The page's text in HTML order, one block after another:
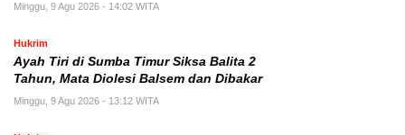
Minggu, 9 Agu 2026 - 14:02 WITA
Hukrim
Ayah Tiri di Sumba Timur Siksa Balita 2
Tahun, Mata Diolesi Balsem dan Dibakar
Minggu, 9 Agu 2026 - 13:12 WITA